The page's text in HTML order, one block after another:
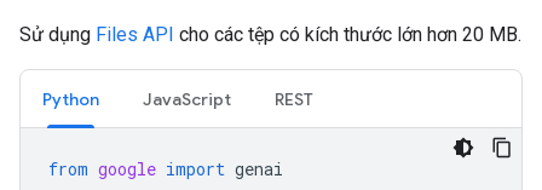
Sử dụng Files API cho các tệp có kích thước lớn hơn 20 MB.
Python JavaScript REST
from google import genai